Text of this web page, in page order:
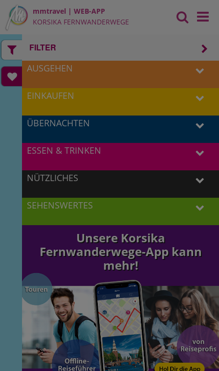
mmtravel | WEB-APP
KORSIKA FERNWANDERWEGE
FILTER
AUSGEHEN
EINKAUFEN
ÜBERNACHTEN
ESSEN & TRINKEN
NÜTZLICHES
SEHENSWERTES
Unsere Korsika
Fernwanderwege-App kann
mehr!